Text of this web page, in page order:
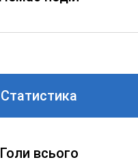
Статистика
Голи всього